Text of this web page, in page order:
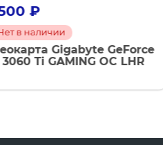
GeForce
OC LHR
RTX